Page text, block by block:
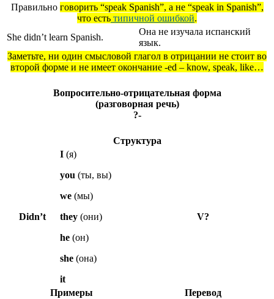
Правильно говорить “speak Spanish”, а не “speak in Spanish”,
что есть типичной ошибкой.
She didn’t learn Spanish.
Она не изучала испанский
язык.
Заметьте, ни один смысловой глагол в отрицании не стоит во
второй форме и не имеет окончание -ed – know, speak, like…
Вопросительно-отрицательная форма
(разговорная речь)
?-
Структура
Didn’t
I (я)
you (ты, вы)
we (мы)
they (они)
he (он)
she (она)
it
V?
Примеры
Перевод